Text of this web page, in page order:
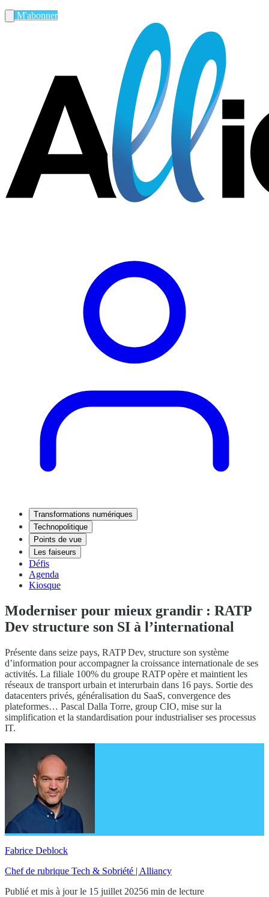
M'abonner
Transformations numériques
Technopolitique
Points de vue
Les faiseurs
Défis
Agenda
Kiosque
Moderniser pour mieux grandir : RATP
Dev structure son SI à l’international
Présente dans seize pays, RATP Dev, structure son système
d’information pour accompagner la croissance internationale de ses
activités. La filiale 100% du groupe RATP opère et maintient les
réseaux de transport urbain et interurbain dans 16 pays. Sortie des
datacenters privés, généralisation du SaaS, convergence des
plateformes… Pascal Dalla Torre, group CIO, mise sur la
simplification et la standardisation pour industrialiser ses processus
IT.
Fabrice Deblock
Chef de rubrique Tech & Sobriété | Alliancy
Publié et mis à jour le 15 juillet 20256 min de lecture